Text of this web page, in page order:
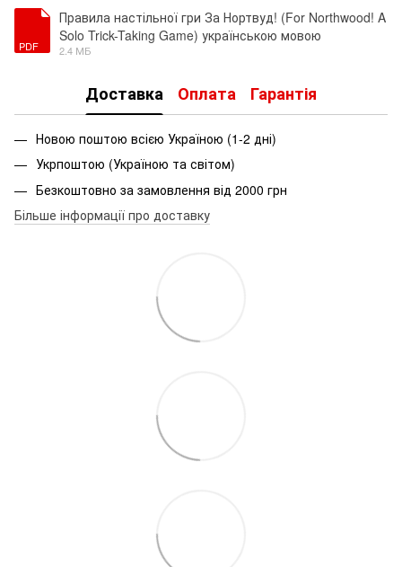
PDF
Правила настільної гри За Нортвуд! (For Northwood! A
Solo Trick-Taking Game) українською мовою
2.4 МБ
Доставка Оплата Гарантія
Новою поштою всією Україною (1-2 дні)
Укрпоштою (Україною та світом)
Безкоштовно за замовлення від 2000 грн
Більше інформації про доставку